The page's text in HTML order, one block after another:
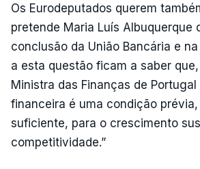
Os Eurodeputados querem
pretende Maria Luís Albuquerque
conclusão da União Bancária e
a esta questão ficam a saber
Ministra das Finanças de Portugal
financeira é uma condição
suficiente, para o crescimento
competitividade.”